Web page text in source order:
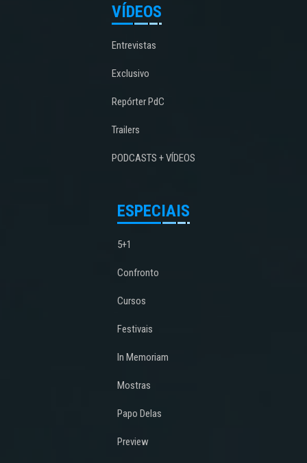
VÍDEOS
Entrevistas
Exclusivo
Repórter PdC
Trailers
PODCASTS + VÍDEOS
ESPECIAIS
5+1
Confronto
Cursos
Festivais
In Memoriam
Mostras
Papo Delas
Preview